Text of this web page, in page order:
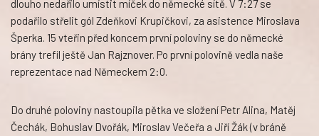
dlouho nedařilo umístit míček do německé sítě. V 7:27 se
podařilo střelit gól Zdeňkovi Krupičkovi, za asistence Miroslava
Šperka. 15 vteřin před koncem první poloviny se do německé
brány trefil ještě Jan Rajznover. Po první polovině vedla naše
reprezentace nad Německem 2:0.
Do druhé poloviny nastoupila pětka ve složení Petr Alina, Matěj
Čechák, Bohuslav Dvořák, Miroslav Večeřa a Jiří Žák (v bráně